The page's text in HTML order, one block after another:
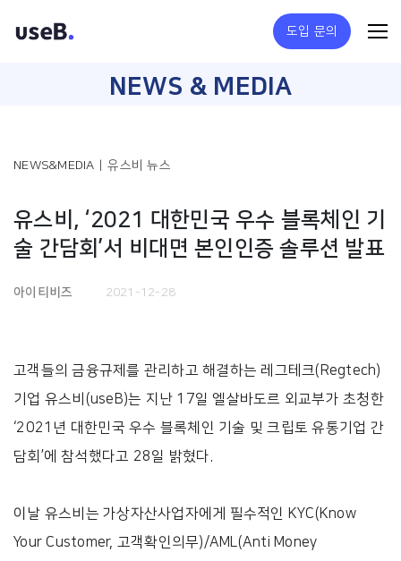
도입 문의
NEWS & MEDIA
NEWS&MEDIA 유스비 뉴스
유스비, ‘2021 대한민국 우수 블록체인 기
술 간담회’서 비대면 본인인증 솔루션 발표
아이티비즈 2021-12-28
고객들의 금융규제를 관리하고 해결하는 레그테크(Regtech)
기업 유스비(useB)는 지난 17일 엘살바도르 외교부가 초청한
‘2021년 대한민국 우수 블록체인 기술 및 크립토 유통기업 간
담회’에 참석했다고 28일 밝혔다.
이날 유스비는 가상자산사업자에게 필수적인 KYC(Know
Your Customer, 고객확인의무)/AML(Anti Money